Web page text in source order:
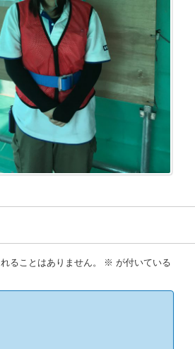
ることはありません。 ※ が付いている